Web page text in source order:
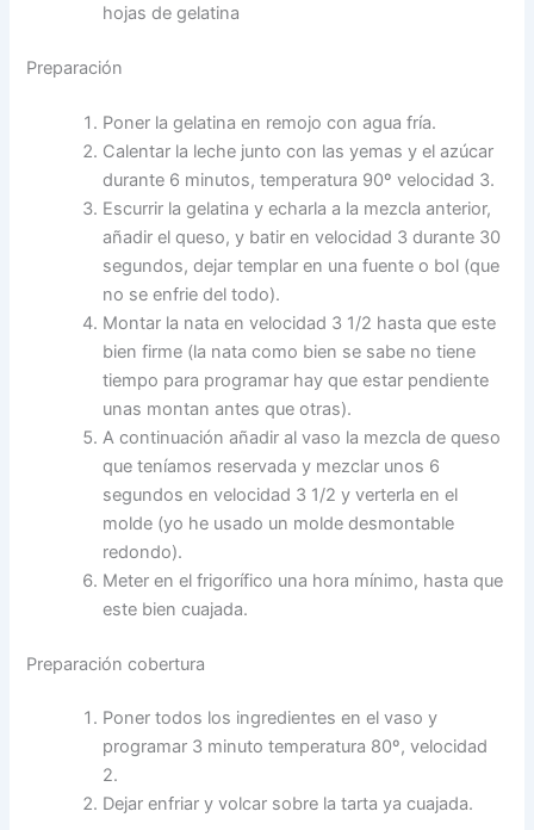
hojas de gelatina
Preparación
Poner la gelatina en remojo con agua fría.
Calentar la leche junto con las yemas y el azúcar
durante 6 minutos, temperatura 90º velocidad 3.
Escurrir la gelatina y echarla a la mezcla anterior,
añadir el queso, y batir en velocidad 3 durante 30
segundos, dejar templar en una fuente o bol (que
no se enfrie del todo).
Montar la nata en velocidad 3 1/2 hasta que este
bien firme (la nata como bien se sabe no tiene
tiempo para programar hay que estar pendiente
unas montan antes que otras).
A continuación añadir al vaso la mezcla de queso
que teníamos reservada y mezclar unos 6
segundos en velocidad 3 1/2 y verterla en el
molde (yo he usado un molde desmontable
redondo).
Meter en el frigorífico una hora mínimo, hasta que
este bien cuajada.
Preparación cobertura
Poner todos los ingredientes en el vaso y
programar 3 minuto temperatura 80º, velocidad
2.
Dejar enfriar y volcar sobre la tarta ya cuajada.